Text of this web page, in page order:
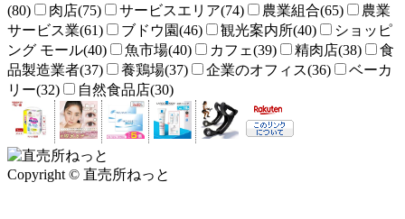
(80)
肉店(75) サービスエリア(74) 農業組合(65)
農業
サービス業(61)
ブドウ園(46) 観光案内所(40)
ショッピ
ング モール(40)
魚市場(40) カフェ(39) 精肉店(38)
食
品製造業者(37)
養鶏場(37) 企業のオフィス(36)
ベーカ
リー(32)
自然食品店(30)
Copyright © 直売所ねっと